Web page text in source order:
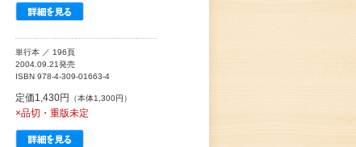
単行本 ／ 196頁
2004.09.21発売
ISBN 978-4-309-01663-4
定価1,430円 （本体1,300円）
×品切・重版未定